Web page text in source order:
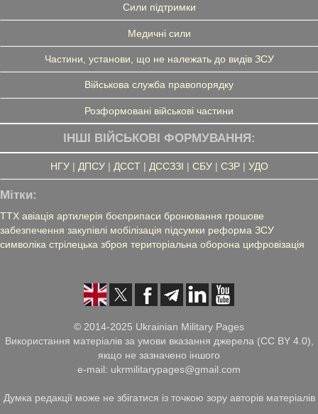
Сили підтримки
Медичні сили
Частини, установи, що не належать до видів ЗСУ
Військова служба правопорядку
Розформовані військові частини
ІНШІ ВІЙСЬКОВІ ФОРМУВАННЯ:
НГУ| ДПСУ| ДССТ| ДССЗЗІ | СБУ| СЗР| УДО
Мітки:
ТТХ авіація артилерія боєприпаси бронювання грошове
забезпечення закупівлі мобілізація підсумки реформа ЗСУ
символіка стрілецька зброя територіальна оборона цифровізація
© 2014-2025 Ukrainian Military Pages
Використання матеріалів за умови вказання джерела (CC BY 4.0),
якщо не зазначено іншого
e-mail: ukrmilitarypages@gmail.com
Думка редакції може не збігатися із точкою зору авторів матеріалів